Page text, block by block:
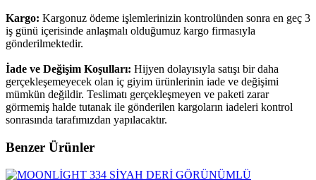
Kargo: Kargonuz ödeme işlemlerinizin kontrolünden sonra en geç 3
iş günü içerisinde anlaşmalı olduğumuz kargo firmasıyla
gönderilmektedir.
İade ve Değişim Koşulları: Hijyen dolayısıyla satışı bir daha
gerçekleşemeyecek olan iç giyim ürünlerinin iade ve değişimi
mümkün değildir. Teslimatı gerçekleşmeyen ve paketi zarar
görmemiş halde tutanak ile gönderilen kargoların iadeleri kontrol
sonrasında tarafımızdan yapılacaktır.
Benzer Ürünler